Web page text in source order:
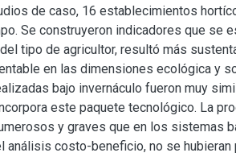
de caso, 16 establecimientos
Se construyeron indicadores que se
tipo de agricultor, resultó más
en las dimensiones ecológica y
bajo invernáculo fueron muy
este paquete tecnológico. La
y graves que en los sistemas
análisis costo-beneficio, no se